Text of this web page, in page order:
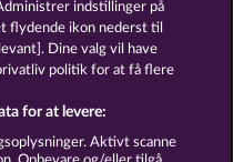
FAQ Ordliste
tilbagetrækning
indstillinger på
flydende ikon nederst til
Dine valg vil have
politik for at få flere
for at levere:
Aktivt scanne